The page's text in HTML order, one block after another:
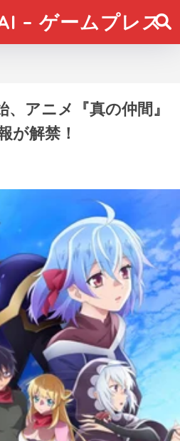
– ゲームプレス
、アニメ『真の仲間』
が解禁！